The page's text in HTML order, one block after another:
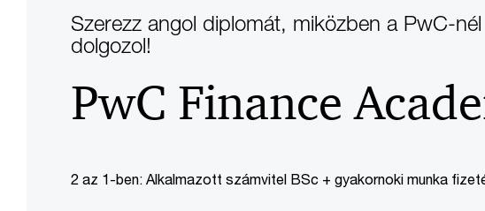
PwC Finance
Szerezz angol diplomát, miközben a PwC-nél
dolgozol!
2 az 1-ben: Alkalmazott számvitel BSc + gyakornoki munka